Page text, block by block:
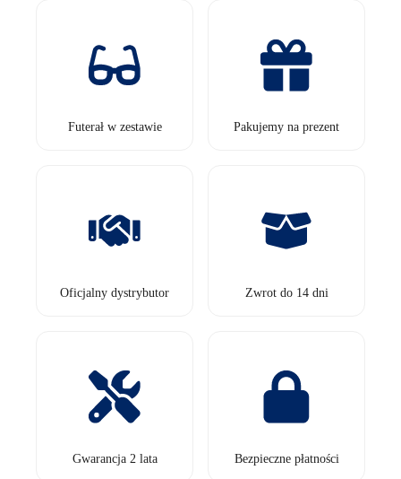
Futerał w zestawie Pakujemy na prezent
Oficjalny dystrybutor Zwrot do 14 dni
Gwarancja 2 lata Bezpieczne płatności